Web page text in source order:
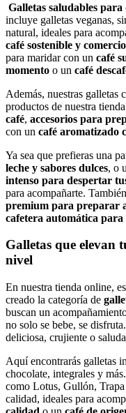
Galletas saludables
incluye galletas veganas,
natural, ideales para
café sostenible y
para maridar con un café
momento o un café
Además, nuestras galletas
productos de nuestra
café, accesorios para
con un café aromatizado
Ya sea que prefieras una
leche y sabores dulces, o
intenso para despertar
para acompañarte.
premium para preparar
cafetera automática para
Galletas que elevan
nivel
En nuestra tienda online,
creado la categoría de
buscan un
no solo se bebe, se
deliciosa, crujiente o
Aquí encontrarás galletas
chocolate, integrales y
como Lotus, Gullón,
calidad, ideales para